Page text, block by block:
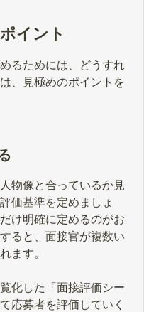
イント
るためには、どうすれ
、見極めのポイントを
物像と合っているか見
価基準を定めましょ
け明確に定めるのがお
ると、面接官が複数い
ます。
化した「面接評価シー
応募者を評価していく